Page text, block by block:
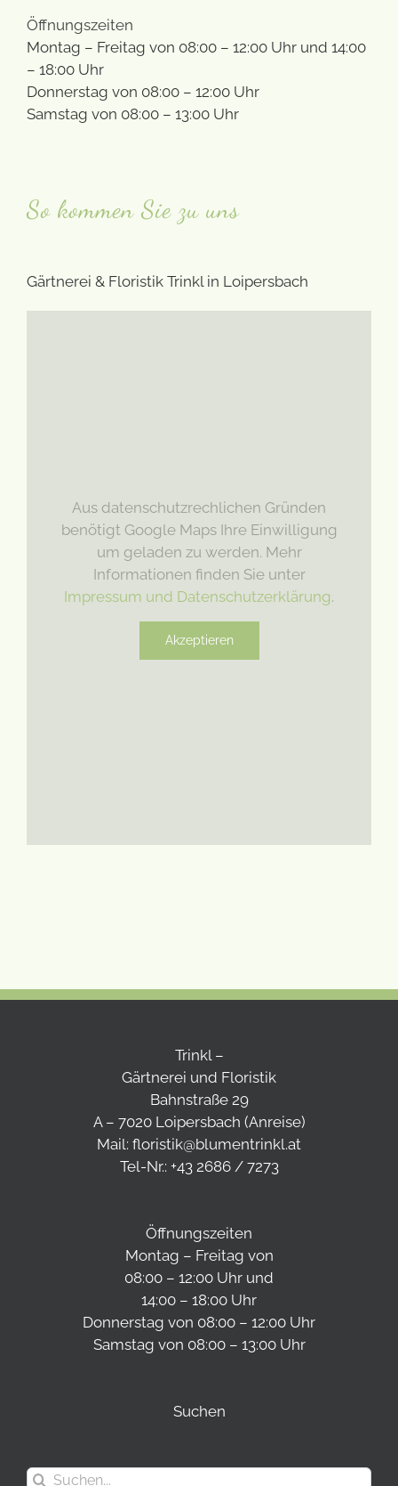
Öffnungszeiten
Montag – Freitag von 08:00 – 12:00 Uhr und 14:00
– 18:00 Uhr
Donnerstag von 08:00 – 12:00 Uhr
Samstag von 08:00 – 13:00 Uhr
So kommen Sie zu uns
Gärtnerei & Floristik Trinkl in Loipersbach
Aus datenschutzrechlichen Gründen
benötigt Google Maps Ihre Einwilligung
um geladen zu werden. Mehr
Informationen finden Sie unter
Impressum und Datenschutzerklärung.
Akzeptieren
Trinkl –
Gärtnerei und Floristik
Bahnstraße 29
A – 7020 Loipersbach (Anreise)
Mail: floristik@blumentrinkl.at
Tel-Nr.: +43 2686 / 7273
Öffnungszeiten
Montag – Freitag von
08:00 – 12:00 Uhr und
14:00 – 18:00 Uhr
Donnerstag von 08:00 – 12:00 Uhr
Samstag von 08:00 – 13:00 Uhr
Suchen
Suche